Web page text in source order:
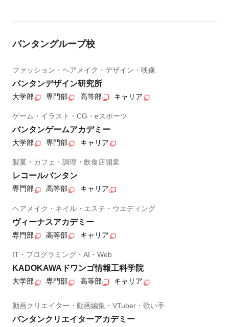
バンタングループ校
ファッション・ヘアメイク・デザイン・映像
バンタンデザイン研究所
大学部 専門部 高等部 キャリア
ゲーム・イラスト・CG・eスポーツ
バンタンゲームアカデミー
大学部 専門部 キャリア
製菓・カフェ・調理・飲食店開業
レコールバンタン
専門部 高等部 キャリア
ヘアメイク・ネイル・エステ・ウエディング
ヴィーナスアカデミー
専門部 高等部 キャリア
IT・プログラミング・AI・Web
KADOKAWAドワンゴ情報工科学院
大学部 専門部 高等部 キャリア
動画クリエイター・動画編集・VTuber・歌い手
バンタンクリエイターアカデミー